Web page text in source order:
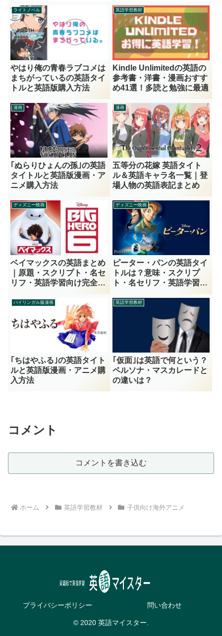
ライトノベル
やはり俺の青春ラブコメは
まちがっているの英語タイ
トルと英語版購入方法
英語学習教材
Kindle Unlimitedの英語の
参考書・洋書・漫画おすす
め41選！多読と勉強に最適
漫画
｢ぬらりひょんの孫｣の英語
タイトルと英語版漫画・ア
ニメ購入方法
漫画
五等分の花嫁 英語タイト
ル＆英語キャラ名一覧｜登
場人物の英語表記まとめ
ディズニー映画
ベイマックスの英語まとめ
｜原題・スクリプト・名セ
リフ・英語学習向け完全ガ
ディズニー映画
ピーター・パンの英語タイ
トルは？意味・スクリプ
ト・名セリフ・英語学習向
バイリンガル版漫画
｢ちはやふる｣の英語タイト
ルと英語版漫画・アニメ購
入方法
英語学習教材
｢仮面｣は英語で何という？
ペルソナ・マスカレードと
の違いは？
コメント
コメントを書き込む
ホーム 英語学習教材 子供向け海外アニメ
プライバシーポリシー 問い合わせ
© 2020 英語マイスター.